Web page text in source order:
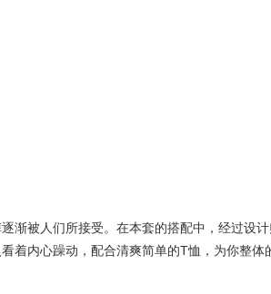
渐被人们所接受。在本套的搭配中，经过设
着内心躁动，配合清爽简单的T恤，为你整体